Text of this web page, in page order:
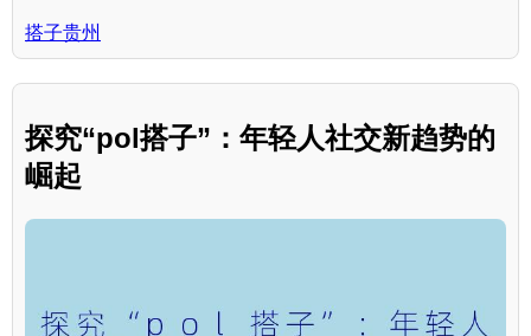
搭子贵州
探究“pol搭子”：年轻人社交新趋势的
崛起